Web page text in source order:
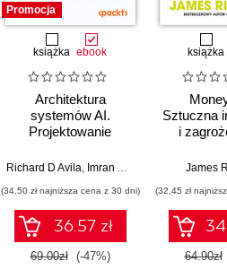
Promocja
książka ebook
Architektura
systemów AI.
Projektowanie
niezawodnego
Richard D Avila, Imran Ahmad
(34,50 zł najniższa cena z 30 dni)
36.57 zł
69.00zł (-47%)
książka
Sztuczna
i
James
(32,45 zł
64.90zł